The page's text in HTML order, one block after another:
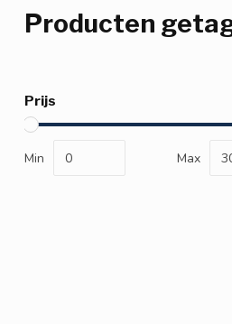
Producten
Prijs
Min Max